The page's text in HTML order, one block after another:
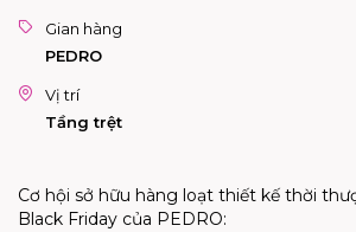
Gian hàng
PEDRO
Vị trí
Tầng trệt
Cơ hội sở hữu hàng loạt thiết kế thời
Black Friday của PEDRO: